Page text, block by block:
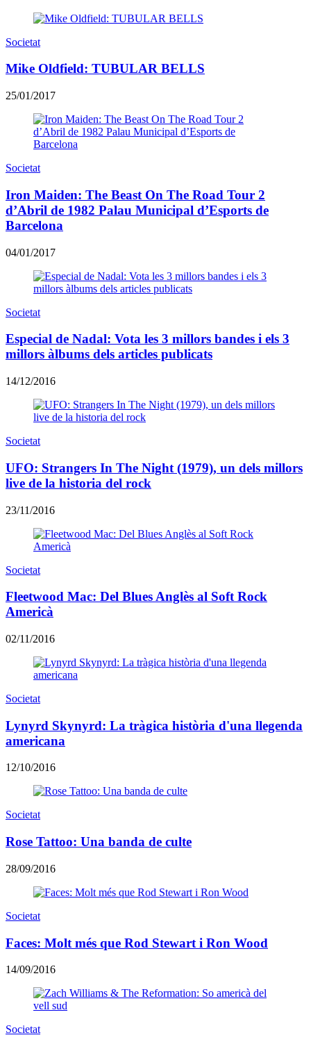
Societat
Mike Oldfield: TUBULAR BELLS
25/01/2017
Societat
Iron Maiden: The Beast On The Road Tour 2
d’Abril de 1982 Palau Municipal d’Esports de
Barcelona
04/01/2017
Societat
Especial de Nadal: Vota les 3 millors bandes i els 3
millors àlbums dels articles publicats
14/12/2016
Societat
UFO: Strangers In The Night (1979), un dels millors
live de la historia del rock
23/11/2016
Societat
Fleetwood Mac: Del Blues Anglès al Soft Rock
Americà
02/11/2016
Societat
Lynyrd Skynyrd: La tràgica història d'una llegenda
americana
12/10/2016
Societat
Rose Tattoo: Una banda de culte
28/09/2016
Societat
Faces: Molt més que Rod Stewart i Ron Wood
14/09/2016
Societat